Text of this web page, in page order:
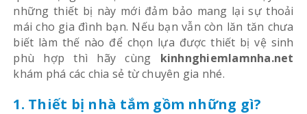
những thiết bị này mới đảm bảo mang lại sự thoải
mái cho gia đình bạn. Nếu bạn vẫn còn lăn tăn chưa
biết làm thế nào để chọn lựa được thiết bị vệ sinh
phù hợp thì hãy cùng kinhnghiemlamnha.net
khám phá các chia sẻ từ chuyên gia nhé.
1. Thiết bị nhà tắm gồm những gì?